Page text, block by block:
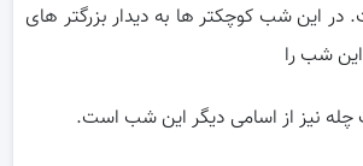
در این شب کوچکتر ها به دیدار بزرگتر های
شب را
نیز از اسامی دیگر این شب است.